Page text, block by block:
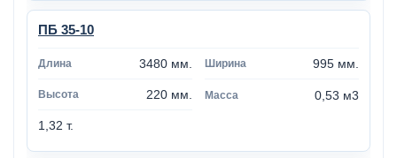
ПБ 35-10
3480 мм. 995 мм.
220 мм. 0,53 м3
1,32 т.